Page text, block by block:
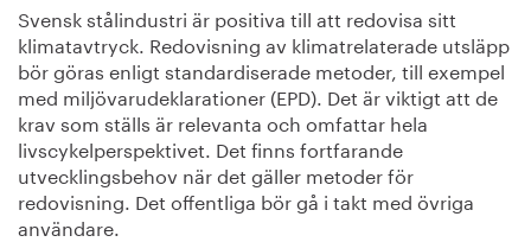
Svensk stålindustri är positiva till att redovisa sitt
klimatavtryck. Redovisning av klimatrelaterade utsläpp
bör göras enligt standardiserade metoder, till exempel
med miljövarudeklarationer (EPD). Det är viktigt att de
krav som ställs är relevanta och omfattar hela
livscykelperspektivet. Det finns fortfarande
utvecklingsbehov när det gäller metoder för
redovisning. Det offentliga bör gå i takt med övriga
användare.